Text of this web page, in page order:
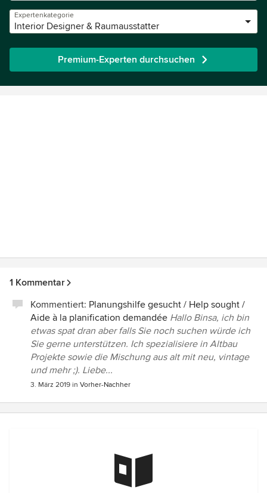
Expertenkategorie
Interior Designer & Raumausstatter
Premium-Experten durchsuchen
1 Kommentar
Kommentiert: Planungshilfe gesucht / Help sought /
Aide à la planification demandée Hallo Binsa, ich bin
etwas spat dran aber falls Sie noch suchen würde ich
Sie gerne unterstützen. Ich spezialisiere in Altbau
Projekte sowie die Mischung aus alt mit neu, vintage
und mehr ;). Liebe...
3. März 2019 in Vorher-Nachher